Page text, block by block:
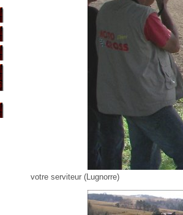
votre serviteur (Lugnorre)